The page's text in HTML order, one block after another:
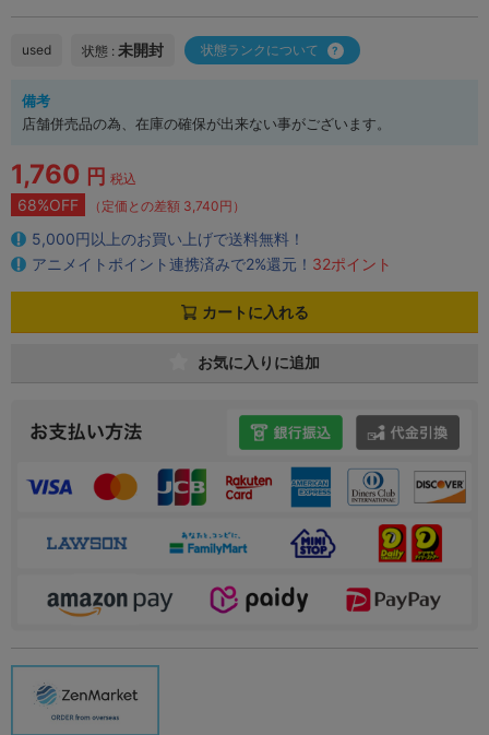
used 状態 : 未開封 状態ランクについて
備考
店舗併売品の為、在庫の確保が出来ない事がございます。
1,760 円 税込
68%OFF （定価との差額 3,740円）
5,000円以上のお買い上げで送料無料！
アニメイトポイント連携済みで2%還元！ 32ポイント
カートに入れる
お気に入りに追加